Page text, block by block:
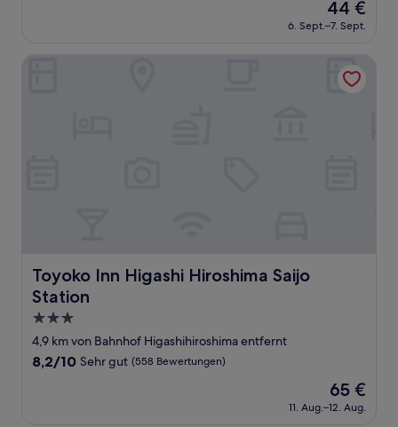
Bewertungen)
Der
Preis
beträgt
44 €
6. Sept.–7. Sept.
Toyoko Inn Higashi Hiroshima Saijo
Station
Toyoko Inn Higashi Hiroshima Saijo Station
3.0-
Sterne-
Unterkunft
4,9 km von Bahnhof Higashihiroshima entfernt
8.2
8,2/10 Sehr gut (558 Bewertungen)
Der
Preis
beträgt
65 €
11. Aug.–12. Aug.